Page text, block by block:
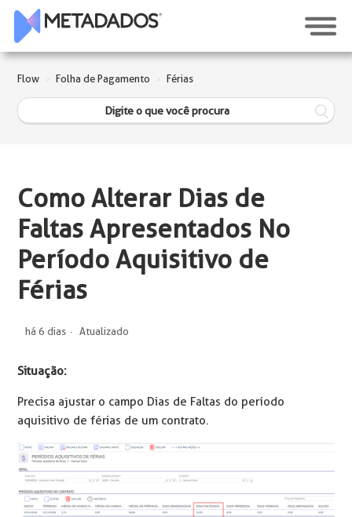
Flow Folha de Pagamento Férias
Como Alterar Dias de
Faltas Apresentados No
Período Aquisitivo de
Férias
há 6 dias Atualizado
Situação:
Precisa ajustar o campo Dias de Faltas do período
aquisitivo de férias de um contrato.